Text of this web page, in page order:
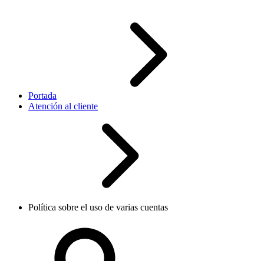
Portada
Atención al cliente
Política sobre el uso de varias cuentas